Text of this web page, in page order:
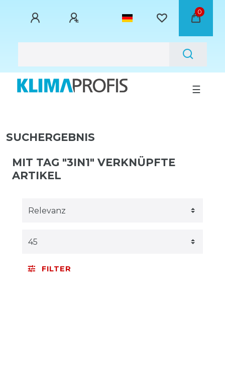
0
☰
SUCHERGEBNIS
MIT TAG "3IN1" VERKNÜPFTE
ARTIKEL
FILTER